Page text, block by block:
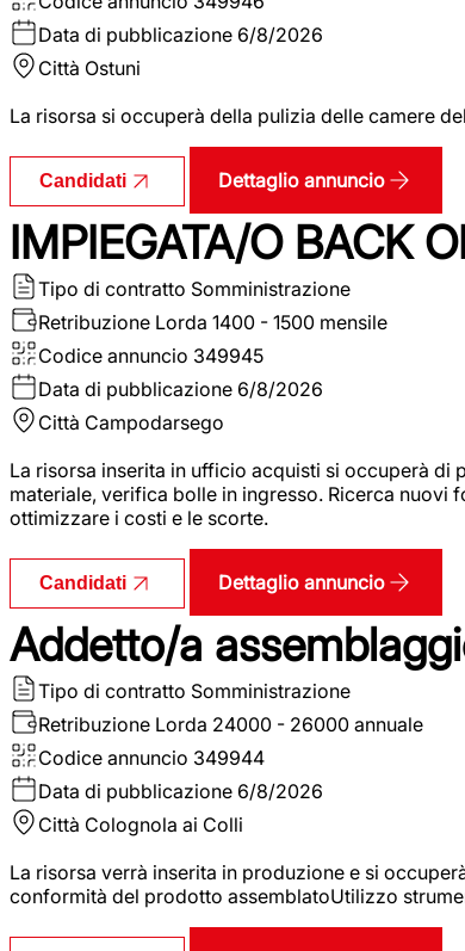
Data di pubblicazione 6/8/2026
Città Ostuni
La risorsa si occuperà della pulizia delle camere
Candidati Dettaglio annuncio
IMPIEGATA/O BACK
Tipo di contratto Somministrazione
Retribuzione Lorda 1400 - 1500 mensile
Codice annuncio 349945
Data di pubblicazione 6/8/2026
Città Campodarsego
La risorsa inserita in ufficio acquisti si occuperà
materiale, verifica bolle in ingresso. Ricerca
ottimizzare i costi e le scorte.
Candidati Dettaglio annuncio
Addetto/a
Tipo di contratto Somministrazione
Retribuzione Lorda 24000 - 26000 annuale
Codice annuncio 349944
Data di pubblicazione 6/8/2026
Città Colognola ai Colli
La risorsa verrà inserita in produzione e si
conformità del prodotto assemblatoUtilizzo